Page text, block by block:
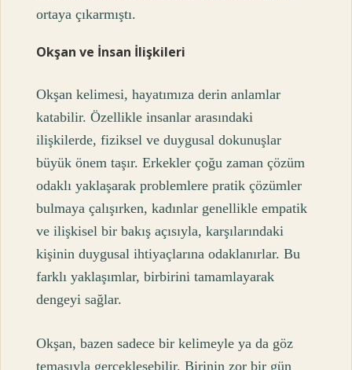
ortaya çıkarmıştı.
Okşan ve İnsan İlişkileri
Okşan kelimesi, hayatımıza derin anlamlar
katabilir. Özellikle insanlar arasındaki
ilişkilerde, fiziksel ve duygusal dokunuşlar
büyük önem taşır. Erkekler çoğu zaman çözüm
odaklı yaklaşarak problemlere pratik çözümler
bulmaya çalışırken, kadınlar genellikle empatik
ve ilişkisel bir bakış açısıyla, karşılarındaki
kişinin duygusal ihtiyaçlarına odaklanırlar. Bu
farklı yaklaşımlar, birbirini tamamlayarak
dengeyi sağlar.
Okşan, bazen sadece bir kelimeyle ya da göz
temasıyla gerçekleşebilir. Birinin zor bir gün